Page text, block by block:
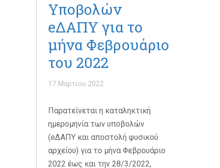
Υποβολών
eΔΑΠΥ για το
μήνα Φεβρουάριο
του 2022
17 Μαρτίου 2022
Παρατείνεται η καταληκτική
ημερομηνία των υποβολών
(eΔΑΠΥ και αποστολή φυσικού
αρχείου) για το μήνα Φεβρουάριο
2022 έως και την 28/3/2022,